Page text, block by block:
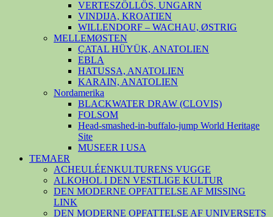
VERTESZÖLLÖS, UNGARN
VINDIJA, KROATIEN
WILLENDORF – WACHAU, ØSTRIG
MELLEMØSTEN
ÇATAL HÜYÜK, ANATOLIEN
EBLA
HATUSSA, ANATOLIEN
KARAIN, ANATOLIEN
Nordamerika
BLACKWATER DRAW (CLOVIS)
FOLSOM
Head-smashed-in-buffalo-jump World Heritage
Site
MUSEER I USA
TEMAER
ACHEULÉENKULTURENS VUGGE
ALKOHOL I DEN VESTLIGE KULTUR
DEN MODERNE OPFATTELSE AF MISSING
LINK
DEN MODERNE OPFATTELSE AF UNIVERSETS